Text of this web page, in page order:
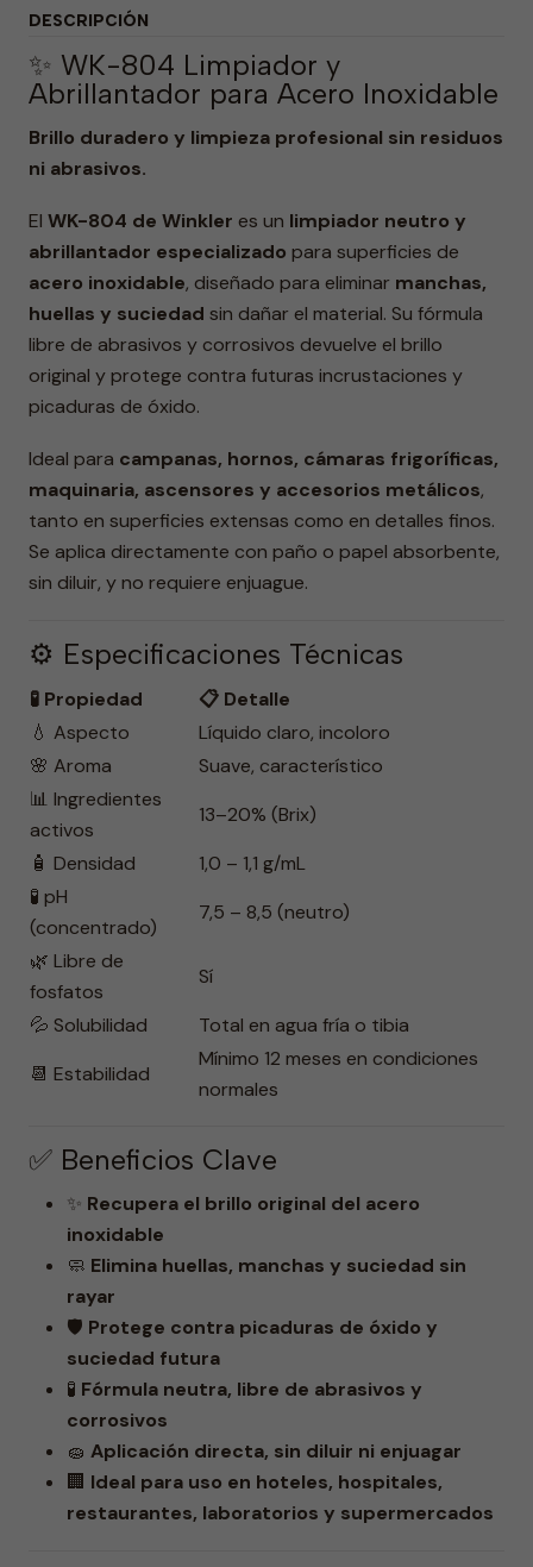
DESCRIPCIÓN
✨ WK-804 Limpiador y
Abrillantador para Acero Inoxidable
Brillo duradero y limpieza profesional sin residuos
ni abrasivos.
El WK-804 de Winkler es un limpiador neutro y
abrillantador especializado para superficies de
acero inoxidable, diseñado para eliminar manchas,
huellas y suciedad sin dañar el material. Su fórmula
libre de abrasivos y corrosivos devuelve el brillo
original y protege contra futuras incrustaciones y
picaduras de óxido.
Ideal para campanas, hornos, cámaras frigoríficas,
maquinaria, ascensores y accesorios metálicos,
tanto en superficies extensas como en detalles finos.
Se aplica directamente con paño o papel absorbente,
sin diluir, y no requiere enjuague.
⚙️ Especificaciones Técnicas
🧪 Propiedad
📋 Detalle
💧 Aspecto
Líquido claro, incoloro
🌸 Aroma
Suave, característico
📊 Ingredientes
activos
13–20% (Brix)
🧴 Densidad
1,0 – 1,1 g/mL
🧪 pH
(concentrado)
7,5 – 8,5 (neutro)
🌿 Libre de
fosfatos
Sí
💦 Solubilidad
Total en agua fría o tibia
📆 Estabilidad
Mínimo 12 meses en condiciones
normales
✅ Beneficios Clave
✨ Recupera el brillo original del acero
inoxidable
🧼 Elimina huellas, manchas y suciedad sin
rayar
🛡️ Protege contra picaduras de óxido y
suciedad futura
🧪 Fórmula neutra, libre de abrasivos y
corrosivos
🧽 Aplicación directa, sin diluir ni enjuagar
🏢 Ideal para uso en hoteles, hospitales,
restaurantes, laboratorios y supermercados